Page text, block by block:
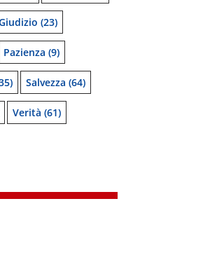
(23)
Pazienza (9)
Salvezza (64)
Verità (61)